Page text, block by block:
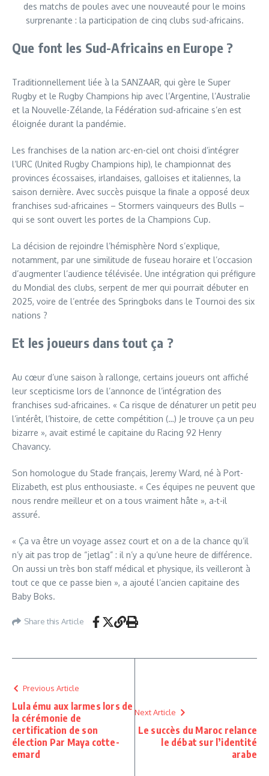
des matchs de poules avec une nouveauté pour le moins
surprenante : la participation de cinq clubs sud-africains.
Que font les Sud-Africains en Europe ?
Traditionnellement liée à la SANZAAR, qui gère le Super
Rugby et le Rugby Champions hip avec l’Argentine, l’Australie
et la Nouvelle-Zélande, la Fédération sud-africaine s’en est
éloignée durant la pandémie.
Les franchises de la nation arc-en-ciel ont choisi d’intégrer
l’URC (United Rugby Champions hip), le championnat des
provinces écossaises, irlandaises, galloises et italiennes, la
saison dernière. Avec succès puisque la finale a opposé deux
franchises sud-africaines – Stormers vainqueurs des Bulls –
qui se sont ouvert les portes de la Champions Cup.
La décision de rejoindre l’hémisphère Nord s’explique,
notamment, par une similitude de fuseau horaire et l’occasion
d’augmenter l’audience télévisée. Une intégration qui préfigure
du Mondial des clubs, serpent de mer qui pourrait débuter en
2025, voire de l’entrée des Springboks dans le Tournoi des six
nations ?
Et les joueurs dans tout ça ?
Au cœur d’une saison à rallonge, certains joueurs ont affiché
leur scepticisme lors de l’annonce de l’intégration des
franchises sud-africaines. « Ca risque de dénaturer un petit peu
l’intérêt, l’histoire, de cette compétition (…) Je trouve ça un peu
bizarre », avait estimé le capitaine du Racing 92 Henry
Chavancy.
Son homologue du Stade français, Jeremy Ward, né à Port-
Elizabeth, est plus enthousiaste. « Ces équipes ne peuvent que
nous rendre meilleur et on a tous vraiment hâte », a-t-il
assuré.
« Ça va être un voyage assez court et on a de la chance qu’il
n’y ait pas trop de “jetlag” : il n’y a qu’une heure de différence.
On aussi un très bon staff médical et physique, ils veilleront à
tout ce que ce passe bien », a ajouté l’ancien capitaine des
Baby Boks.
Share this Article
Previous Article
Lula ému aux larmes lors de
la cérémonie de
certification de son
élection Par Maya cotte-
emard
Next Article
Le succès du Maroc relance
le débat sur l’identité
arabe